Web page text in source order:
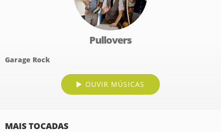
Pullovers
Garage Rock
OUVIR MÚSICAS
MAIS TOCADAS